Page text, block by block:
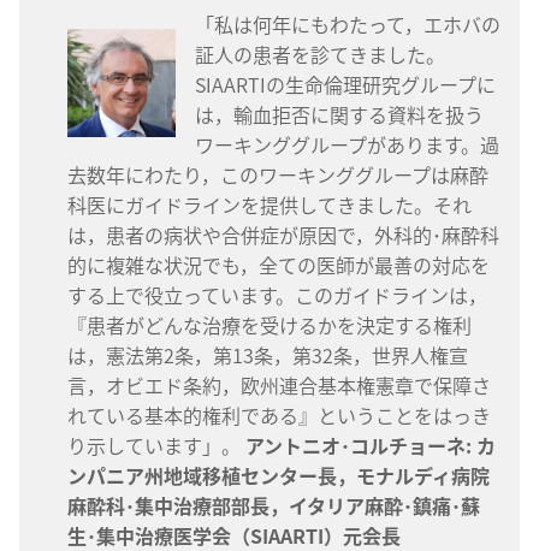
「私は何年にもわたって，エホバの
証人の患者を診てきました。
SIAARTIの生命倫理研究グループに
は，輸血拒否に関する資料を扱う
ワーキンググループがあります。過
去数年にわたり，このワーキンググループは麻酔
科医にガイドラインを提供してきました。それ
は，患者の病状や合併症が原因で，外科的･麻酔科
的に複雑な状況でも，全ての医師が最善の対応を
する上で役立っています。このガイドラインは，
『患者がどんな治療を受けるかを決定する権利
は，憲法第2条，第13条，第32条，世界人権宣
言，オビエド条約，欧州連合基本権憲章で保障さ
れている基本的権利である』ということをはっき
り示しています」。 アントニオ･コルチョーネ: カ
ンパニア州地域移植センター長，モナルディ病院
麻酔科･集中治療部部長，イタリア麻酔･鎮痛･蘇
生･集中治療医学会（SIAARTI）元会長